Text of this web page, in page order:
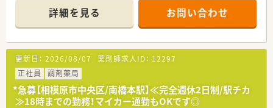
実にスキルを高められます！
【店舗情報と応需状況について】
■橋本駅から徒歩9分の大通り沿いに位置しており、非常に通勤
しやすい好立地な店舗です。
■内科や泌尿器科の外来処方箋を1日約20枚と、10施設ほどの施
設在宅業務をメインに応需しています。
■体制は常勤薬剤師4名とパート2名に加え、医療事務3名が在籍
しておりチームワーク抜群です。
詳細を見る お問い合わせ
更新日： 2026/08/07 薬剤師求人ID： 12297
正社員
調剤薬局
*急募【相模原市中央区/南橋本駅】≪完全週休2日制/駅チカ
≫18時までの勤務！マイカー通勤もOKです◎